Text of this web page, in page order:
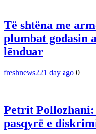
Të shtëna me
plumbat godasin
lënduar
freshnews221 day ago 0
Petrit
pasqyrë e